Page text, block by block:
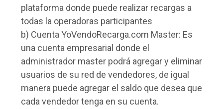
plataforma donde puede realizar recargas a
todas la operadoras participantes
b) Cuenta YoVendoRecarga.com Master: Es
una cuenta empresarial donde el
administrador master podrá agregar y eliminar
usuarios de su red de vendedores, de igual
manera puede agregar el saldo que desea que
cada vendedor tenga en su cuenta.